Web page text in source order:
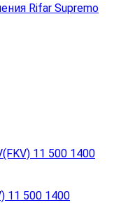
Rifar Supremo
11 500 1400